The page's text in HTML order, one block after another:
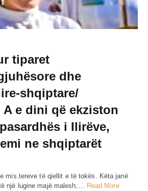
tiparet
dhe
shqiptare/
A e dini që ekziston
i Ilirëve,
ne shqiptarët
mis.tereve të qiellit e të tokës. Këta janë
një lugine majë malesh,… Read More